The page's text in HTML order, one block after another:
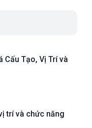
Cấu Tạo, Vị Trí và
trí và chức năng